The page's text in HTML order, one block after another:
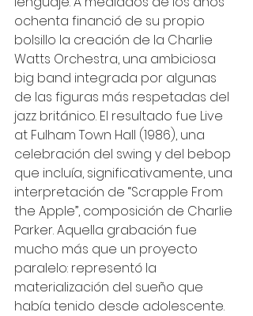
ochenta financió de su propio
bolsillo la creación de la Charlie
Watts Orchestra, una ambiciosa
big band integrada por algunas
de las figuras más respetadas del
jazz británico. El resultado fue Live
at Fulham Town Hall (1986), una
celebración del swing y del bebop
que incluía, significativamente, una
interpretación de “Scrapple From
the Apple”, composición de Charlie
Parker. Aquella grabación fue
mucho más que un proyecto
paralelo: representó la
materialización del sueño que
había tenido desde adolescente.